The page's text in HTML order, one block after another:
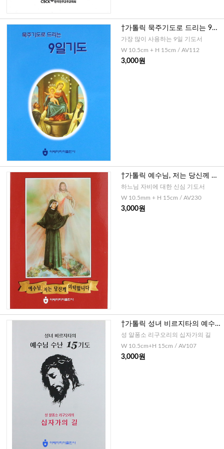
†가톨릭 묵주기도로 드리는 9일
기도(소)
가장 많이 사용하는 9일 기도서
W 10.5cm + H 15cm / AV112
3,000원
†가톨릭 예수님, 저는 당신께 의
탁합니다.(자비심 기도서)
하느님 자비에 대한 신심 기도서
W 10.5mm + H 15cm / AV230
3,000원
†가톨릭 성녀 비르지타의 예수님
수난 15기도(소)
성 알퐁소 리구오리의 십자가의 길
W 10.5cm+H 15cm / AV107
3,000원